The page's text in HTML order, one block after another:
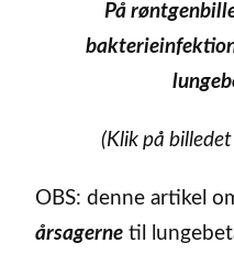
På
(Klik på
OBS: denne artikel
årsagerne til